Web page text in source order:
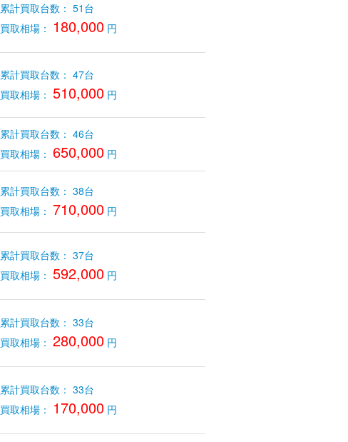
累計買取台数： 51台
買取相場： 180,000 円
累計買取台数： 47台
買取相場： 510,000 円
累計買取台数： 46台
買取相場： 650,000 円
累計買取台数： 38台
買取相場： 710,000 円
累計買取台数： 37台
買取相場： 592,000 円
累計買取台数： 33台
買取相場： 280,000 円
累計買取台数： 33台
買取相場： 170,000 円